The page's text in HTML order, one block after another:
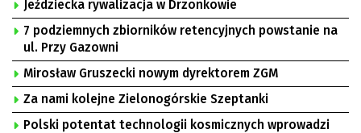
Jeździecka rywalizacja w Drzonkowie
7 podziemnych zbiorników retencyjnych powstanie na
ul. Przy Gazowni
Mirosław Gruszecki nowym dyrektorem ZGM
Za nami kolejne Zielonogórskie Szeptanki
Polski potentat technologii kosmicznych wprowadzi